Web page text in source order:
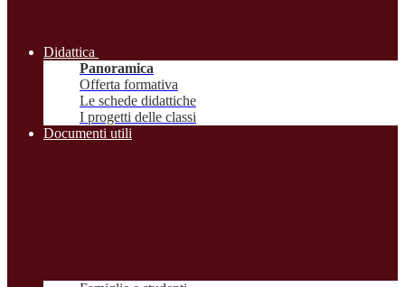
Didattica
Panoramica
Offerta formativa
Le schede didattiche
I progetti delle classi
Documenti utili